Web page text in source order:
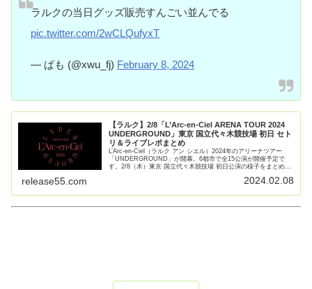
ラルクの当日グッズ販売すんごい並んでる
pic.twitter.com/2wCLQufyxT
— ぱも (@xwu_fj) February 8, 2024
【ラルク】2/8「L’Arc-en-Ciel ARENA TOUR 2024
UNDERGROUND」東京 国立代々木競技場 初日 セト
リ＆ライブレポまとめ
L’Arc-en-Ciel（ラルク アン シエル）2024年のアリーナツアー
「UNDERGROUND」が開幕。6都市で全15公演が開催予定で
す。2/8（木）東京 国立代々木競技場 初日公演の様子をまとめま
release55.com 2024.02.08